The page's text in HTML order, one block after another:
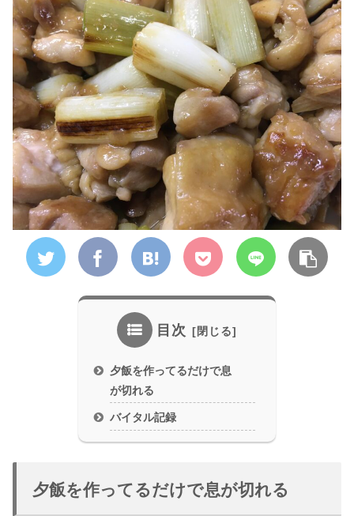
目次
夕飯を作ってるだけで息
が切れる
バイタル記録
夕飯を作ってるだけで息が切れる